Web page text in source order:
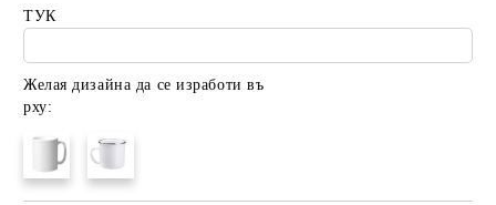
ТУК
Желая дизайна да се изработи въ
рху: